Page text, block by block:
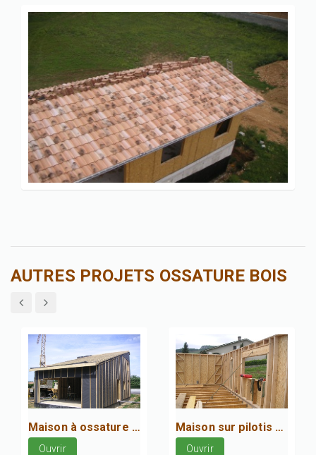
AUTRES PROJETS OSSATURE BOIS
Maison à ossature bois à La Baume d'Hostun
Ouvrir
Maison sur pilotis en construction à Oriol en Royans
Ouvrir